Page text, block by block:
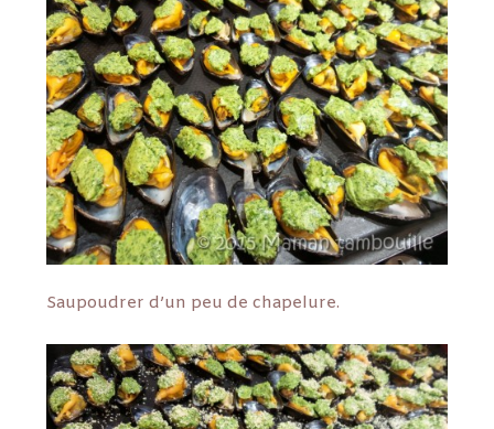
Saupoudrer d’un peu de chapelure.